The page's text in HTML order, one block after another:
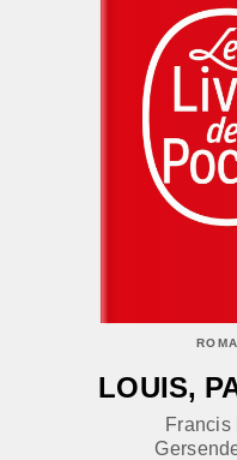
LOUIS,
Francis